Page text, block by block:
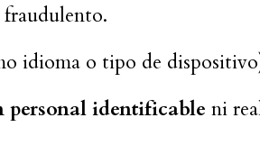
idioma o tipo de
identificable ni